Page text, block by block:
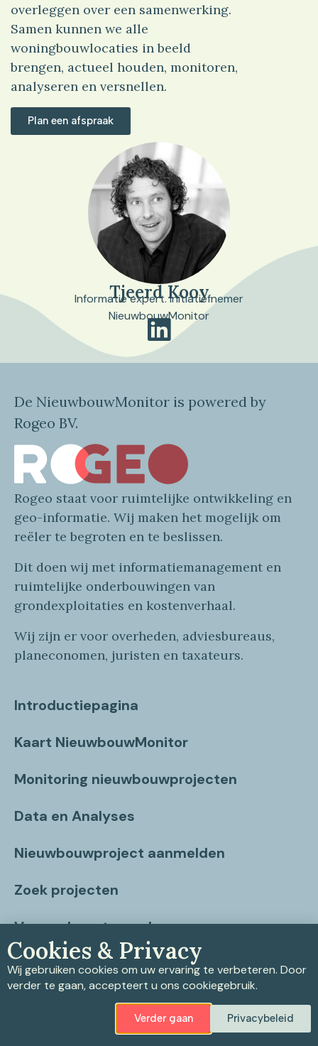
overleggen over een samenwerking.
Samen kunnen we alle
woningbouwlocaties in beeld
brengen, actueel houden, monitoren,
analyseren en versnellen.
Plan een afspraak
Tjeerd Kooy
Informatie expert. Initiatiefnemer
NieuwbouwMonitor
De NieuwbouwMonitor is powered by
Rogeo BV.
Rogeo staat voor ruimtelijke ontwikkeling en
geo-informatie. Wij maken het mogelijk om
reëler te begroten en te beslissen.
Dit doen wij met informatiemanagement en
ruimtelijke onderbouwingen van
grondexploitaties en kostenverhaal.
Wij zijn er voor overheden, adviesbureaus,
planeconomen, juristen en taxateurs.
Introductiepagina
Kaart NieuwbouwMonitor
Monitoring nieuwbouwprojecten
Data en Analyses
Nieuwbouwproject aanmelden
Zoek projecten
Vragen beantwoord
Contact
Cookiebeleid
Cookies & Privacy
Wij gebruiken cookies om uw ervaring te verbeteren. Door
verder te gaan, accepteert u ons cookiegebruik.
Verder gaan Privacybeleid